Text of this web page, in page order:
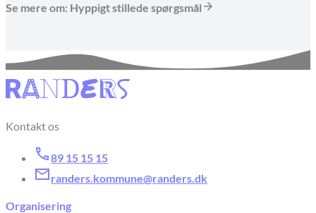
Se mere om: Hyppigt stillede spørgsmål
Kontakt os
89 15 15 15
randers.kommune@randers.dk
Organisering